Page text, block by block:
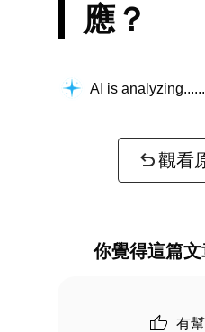
應？
AI is analyzing...
觀看
你覺得這篇
有